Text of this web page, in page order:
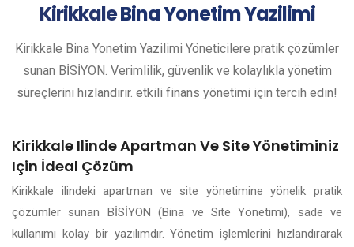
KirikkaleBina Yonetim Yazilimi
Kirikkale Bina Yonetim Yazilimi Yöneticilere pratik çözümler
sunan BİSİYON. Verimlilik, güvenlik ve kolaylıkla yönetim
süreçlerini hızlandırır. etkili finans yönetimi için tercih edin!
Kirikkale Ilinde Apartman Ve Site Yönetiminiz
Için İdeal Çözüm
Kirikkale ilindeki apartman ve site yönetimine yönelik pratik
çözümler sunan BİSİYON (Bina ve Site Yönetimi), sade ve
kullanımı kolay bir yazılımdır. Yönetim işlemlerini hızlandırarak